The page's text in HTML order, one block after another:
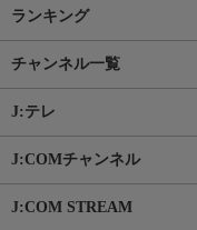
ランキング
チャンネル一覧
J:テレ
J:COMチャンネル
J:COM STREAM